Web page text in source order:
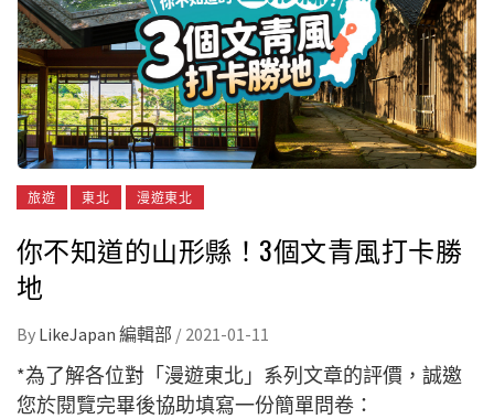
旅遊 東北 漫遊東北
你不知道的山形縣！3個文青風打卡勝
地
By LikeJapan 編輯部 / 2021-01-11
*為了解各位對「漫遊東北」系列文章的評價，誠邀
您於閱覽完畢後協助填寫一份簡單問卷：